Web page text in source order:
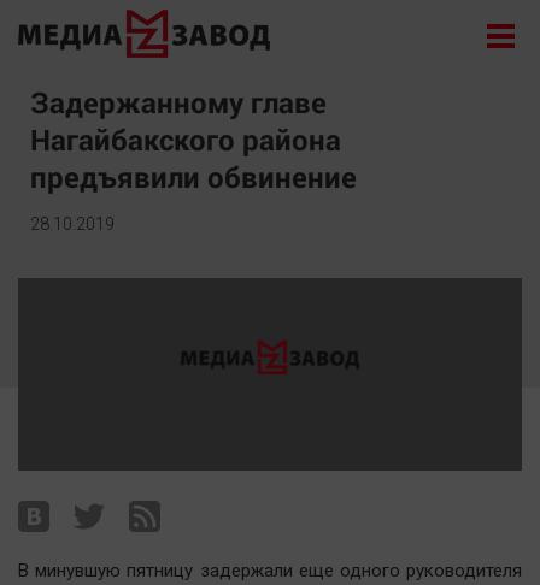
Новости
Экономика
Происшествия
Общество
Архив
Наша победа
Задержанному главе
Нагайбакского района
предъявили обвинение
28.10.2019
В минувшую пятницу задержали еще одного руководителя